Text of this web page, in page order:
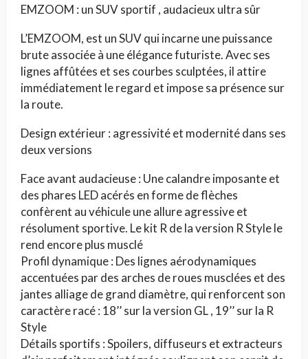
EMZOOM : un SUV sportif , audacieux ultra sûr
L’EMZOOM, est un SUV qui incarne une puissance
brute associée à une élégance futuriste. Avec ses
lignes affûtées et ses courbes sculptées, il attire
immédiatement le regard et impose sa présence sur
la route.
Design extérieur : agressivité et modernité dans ses
deux versions
Face avant audacieuse : Une calandre imposante et
des phares LED acérés en forme de flèches
confèrent au véhicule une allure agressive et
résolument sportive. Le kit R de la version R Style le
rend encore plus musclé
Profil dynamique : Des lignes aérodynamiques
accentuées par des arches de roues musclées et des
jantes alliage de grand diamètre, qui renforcent son
caractère racé : 18’’ sur la version GL , 19’’ sur la R
Style
Détails sportifs : Spoilers, diffuseurs et extracteurs